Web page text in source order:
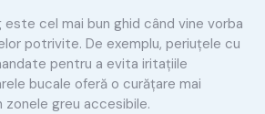
cel mai bun ghid când vine vorba
potrivite. De exemplu, periuțele cu
pentru a evita iritațiile
bucale oferă o curățare mai
zonele greu accesibile.